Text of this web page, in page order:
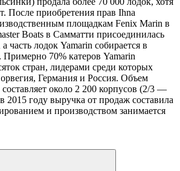
После приобретения прав Ihna
площадкам Fenix Marin в
Boats в Самматти присоединилась
часть лодок Yamarin собирается в
Примерно 70% катеров Yamarin
стран, лидерами среди которых
Германия и Россия. Объем
около 2 200 корпусов (2/3 —
2015 году выручка от продаж составила
и производством занимается